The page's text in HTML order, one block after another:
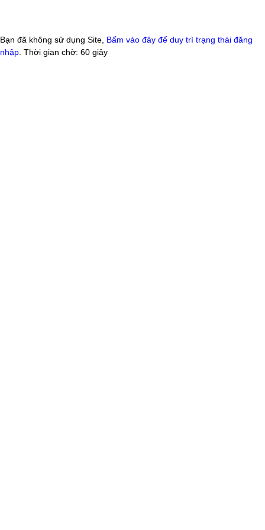
Bạn đã không sử dụng Site, Bấm vào đây để duy trì trạng thái đăng
nhập . Thời gian chờ: 60 giây